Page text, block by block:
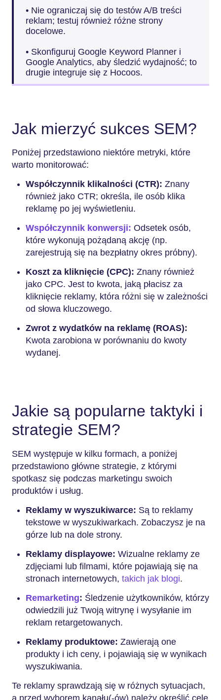
• Nie ograniczaj się do testów A/B treści
reklam; testuj również różne strony
docelowe.
• Skonfiguruj Google Keyword Planner i
Google Analytics, aby śledzić wydajność; to
drugie integruje się z Hocoos.
Jak mierzyć sukces SEM?
Poniżej przedstawiono niektóre metryki, które
warto monitorować:
Współczynnik klikalności (CTR): Znany
również jako CTR; określa, ile osób klika
reklamę po jej wyświetleniu.
Współczynnik konwersji: Odsetek osób,
które wykonują pożądaną akcję (np.
zarejestrują się na bezpłatny okres próbny).
Koszt za kliknięcie (CPC): Znany również
jako CPC. Jest to kwota, jaką płacisz za
kliknięcie reklamy, która różni się w zależności
od słowa kluczowego.
Zwrot z wydatków na reklamę (ROAS):
Kwota zarobiona w porównaniu do kwoty
wydanej.
Jakie są popularne taktyki i
strategie SEM?
SEM występuje w kilku formach, a poniżej
przedstawiono główne strategie, z którymi
spotkasz się podczas marketingu swoich
produktów i usług.
Reklamy w wyszukiwarce: Są to reklamy
tekstowe w wyszukiwarkach. Zobaczysz je na
górze lub na dole strony.
Reklamy displayowe: Wizualne reklamy ze
zdjęciami lub filmami, które pojawiają się na
stronach internetowych, takich jak blogi.
Remarketing: Śledzenie użytkowników, którzy
odwiedzili już Twoją witrynę i wysyłanie im
reklam retargetowanych.
Reklamy produktowe: Zawierają one
produkty i ich ceny, i pojawiają się w wynikach
wyszukiwania.
Te reklamy sprawdzają się w różnych sytuacjach,
a przed wyborem kanału(-ów) należy określić cele